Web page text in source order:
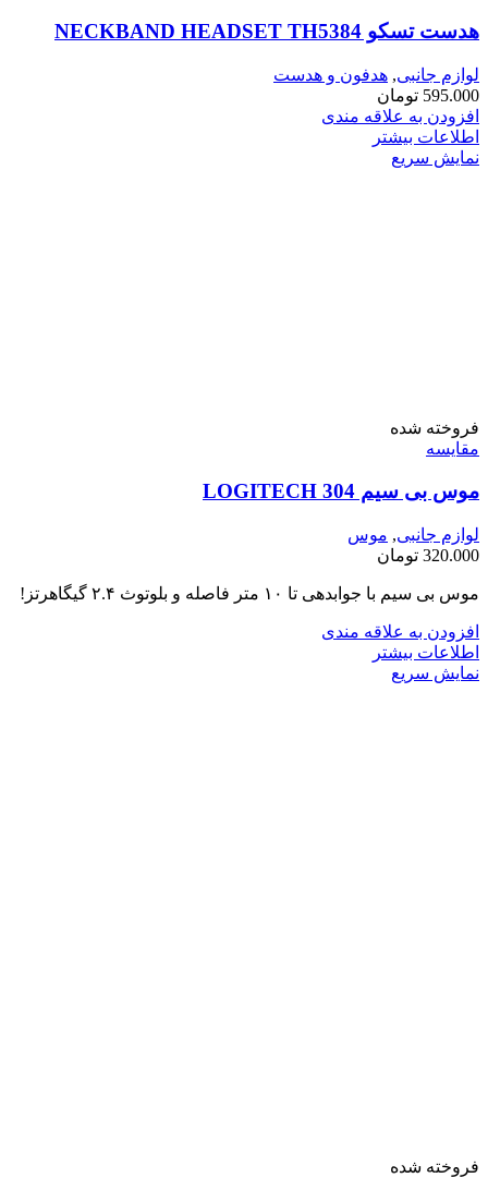
هدست تسکو NECKBAND HEADSET TH5384
لوازم جانبی, هدفون و هدست
595.000 تومان
افزودن به علاقه مندی
اطلاعات بیشتر
نمایش سریع
فروخته شده
مقايسه
موس بی سیم LOGITECH 304
لوازم جانبی, موس
320.000 تومان
موس بی سیم با جوابدهی تا ۱۰ متر فاصله و بلوتوث ۲.۴ گیگاهرتز!
افزودن به علاقه مندی
اطلاعات بیشتر
نمایش سریع
فروخته شده